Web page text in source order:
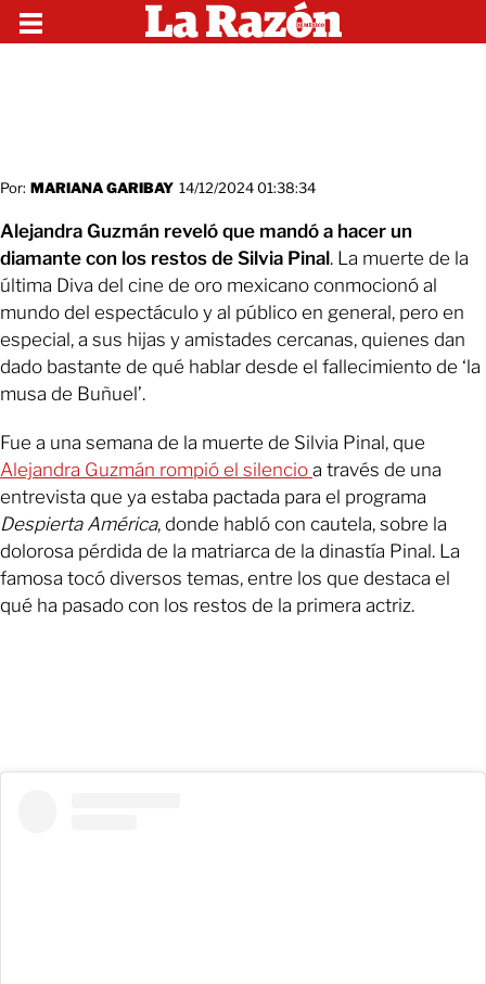
Por: MARIANA GARIBAY 14/12/2024 01:38:34
Alejandra Guzmán reveló que mandó a hacer un
diamante con los restos de Silvia Pinal. La muerte de la
última Diva del cine de oro mexicano conmocionó al
mundo del espectáculo y al público en general, pero en
especial, a sus hijas y amistades cercanas, quienes dan
dado bastante de qué hablar desde el fallecimiento de ‘la
musa de Buñuel’.
Fue a una semana de la muerte de Silvia Pinal, que
Alejandra Guzmán rompió el silencio a través de una
entrevista que ya estaba pactada para el programa
Despierta América, donde habló con cautela, sobre la
dolorosa pérdida de la matriarca de la dinastía Pinal. La
famosa tocó diversos temas, entre los que destaca el
qué ha pasado con los restos de la primera actriz.